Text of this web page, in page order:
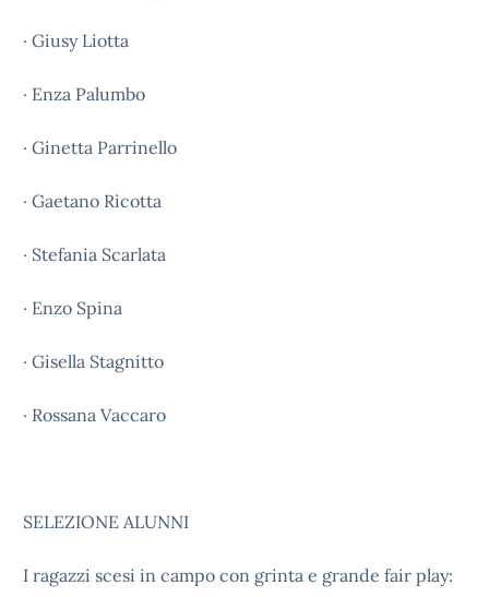
· Giusy Liotta
· Enza Palumbo
· Ginetta Parrinello
· Gaetano Ricotta
· Stefania Scarlata
· Enzo Spina
· Gisella Stagnitto
· Rossana Vaccaro
SELEZIONE ALUNNI
I ragazzi scesi in campo con grinta e grande fair play: